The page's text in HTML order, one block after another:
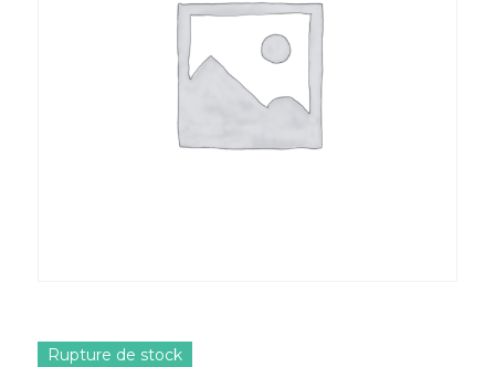
Rupture de stock